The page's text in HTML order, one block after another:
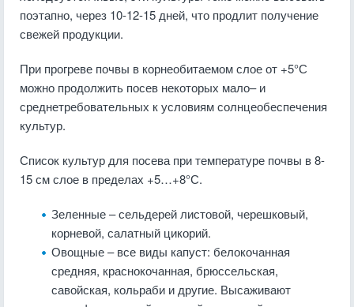
поэтапно, через 10-12-15 дней, что продлит получение
свежей продукции.
При прогреве почвы в корнеобитаемом слое от +5°С
можно продолжить посев некоторых мало– и
среднетребовательных к условиям солнцеобеспечения
культур.
Список культур для посева при температуре почвы в 8-
15 см слое в пределах +5…+8°С.
Зеленные – сельдерей листовой, черешковый,
корневой, салатный цикорий.
Овощные – все виды капуст: белокочанная
средняя, краснокочанная, брюссельская,
савойская, кольраби и другие. Высаживают